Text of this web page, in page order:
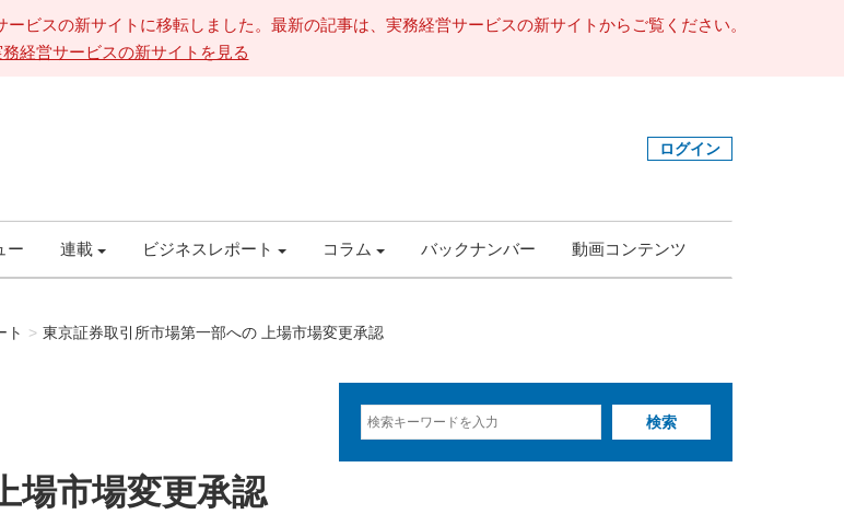
ビスの新サイトに移転しました。最新の記事は、実務経営サービスの新サイトからご覧ください。
務経営サービスの新サイトを見る
ログイン
ー 連載 ビジネスレポート コラム バックナンバー 動画コンテンツ
ト 東京証券取引所市場第一部への 上場市場変更承認
場市場変更承認